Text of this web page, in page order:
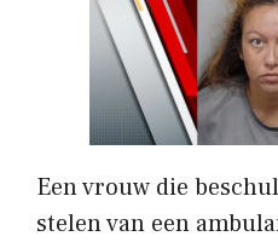
Een vrouw die
stelen van een